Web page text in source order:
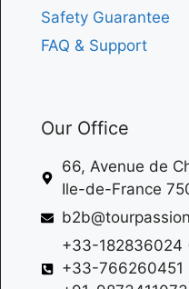
Safety Guarantee
FAQ & Support
Our Office
66, Avenue de
Ile-de-France
+33-182836024
+33-766260451